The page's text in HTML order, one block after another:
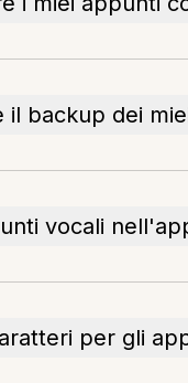
il backup dei
vocali
per gli